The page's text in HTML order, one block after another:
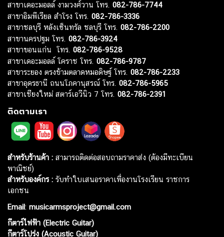
สาขาเดอะมอลล์ งามวงศ์วาน โทร. 082-786-7744
สาขาอิมพีเรียล สำโรง โทร. 082-786-3336
สาขาชลบุรี หลังเซ็นทรัล ชลบุรี โทร. 082-786-2200
สาขานครปฐม โทร. 082-786-3924
สาขาขอนแก่น โทร. 082-786-9528
สาขาเดอะมอลล์ โคราช โทร. 082-786-9787
สาขาระยอง ตรงข้ามตลาดหมอดิษฐ์ โทร. 082-786-2233
สาขาอุดรธานี ถนนโภคานุสรณ์ โทร. 082-786-5965
สาขาเชียงใหม่ สตาร์เอวีนิว 7 โทร. 082-786-2391
ติดตามเรา
สำหรับร้านค้า : สามารถติดต่อสอบถามราคาส่ง (ต้องมีทะเบียน
พาณิชย์)
สำหรับองค์กร : รับทำใบเสนอราคาเพื่องานโรงเรียน ราชการ
เอกชน
Email: musicarmsproject@gmail.com
กีตาร์ไฟฟ้า (Electric Guitar)
กีตาร์โปร่ง (Acoustic Guitar)